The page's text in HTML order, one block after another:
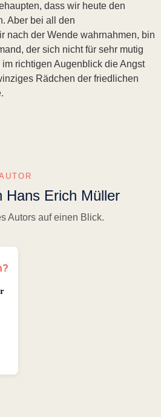
dass wir heute den
Aber bei all den
nach der Wende wahrnahmen, bin
der sich nicht für sehr mutig
richtigen Augenblick die Angst
Rädchen der friedlichen
Hans Erich Müller
Autors auf einen Blick.